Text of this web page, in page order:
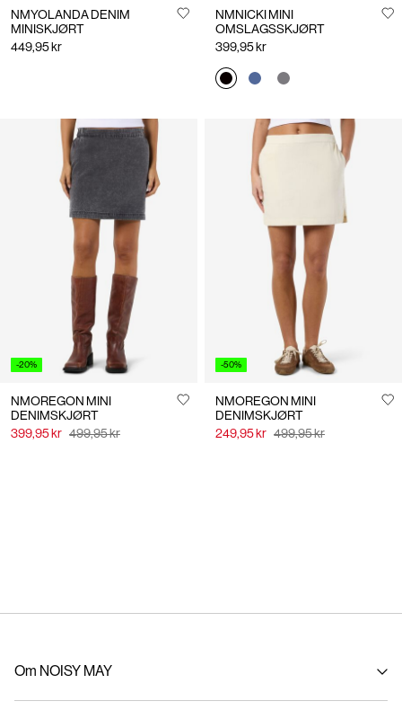
NMYOLANDA DENIM
MINISKJØRT
449,95 kr
NMNICKI MINI
OMSLAGSSKJØRT
399,95 kr
-20%
NMOREGON MINI
DENIMSKJØRT
399,95 kr 499,95 kr
-50%
NMOREGON MINI
DENIMSKJØRT
249,95 kr 499,95 kr
Om NOISY MAY